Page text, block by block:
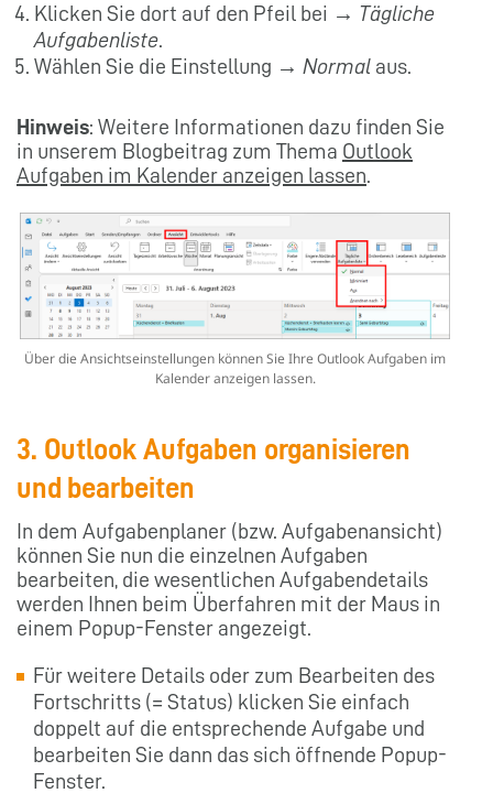
Klicken Sie dort auf den Pfeil bei → Tägliche
Aufgabenliste
Wählen Sie die Einstellung → Normal aus.
Hinweis: Weitere Informationen dazu finden Sie
in unserem Blogbeitrag zum Thema Outlook
Aufgaben im Kalender anzeigen lassen
Über die Ansichtseinstellungen können Sie Ihre Outlook Aufgaben im
Kalender anzeigen lassen.
3. Outlook Aufgaben organisieren
und bearbeiten
In dem Aufgabenplaner (bzw. Aufgabenansicht)
können Sie nun die einzelnen Aufgaben
bearbeiten, die wesentlichen Aufgabendetails
werden Ihnen beim Überfahren mit der Maus in
einem Popup-Fenster angezeigt.
Für weitere Details oder zum Bearbeiten des
Fortschritts (= Status) klicken Sie einfach
doppelt auf die entsprechende Aufgabe und
bearbeiten Sie dann das sich öffnende Popup-
Fenster.